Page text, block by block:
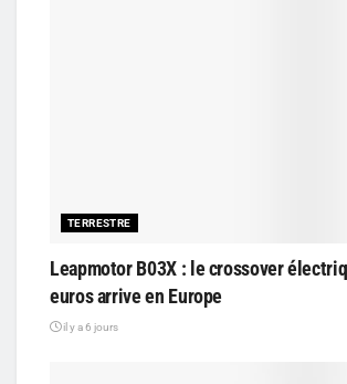
TERRESTRE
Leapmotor B03X : le crossover
euros arrive en Europe
il y a 6 jours